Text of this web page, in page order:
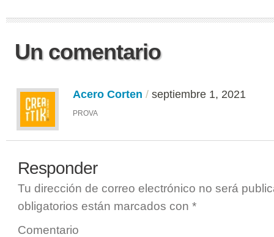
Un comentario
Acero Corten / septiembre 1, 2021
PROVA
Responder
Tu dirección de correo electrónico no será
obligatorios están marcados con *
Comentario